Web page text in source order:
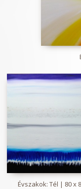
Évszakok: Tél | 80 x